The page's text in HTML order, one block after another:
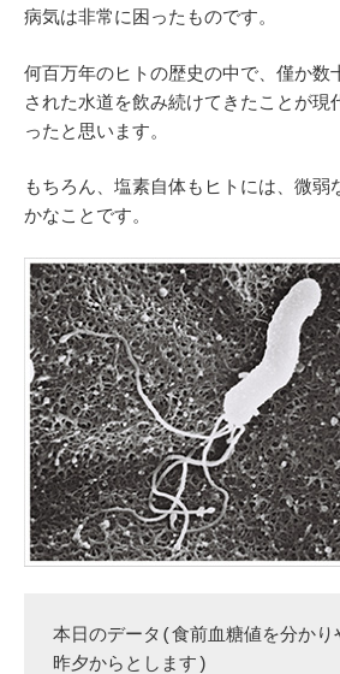
病気は非常に困ったものです。
何百万年のヒトの歴史の中で、僅か数
された水道を飲み続けてきたことが現
ったと思います。
もちろん、塩素自体もヒトには、微弱
かなことです。
本日のデータ(食前血糖値を分かり
昨夕からとします)